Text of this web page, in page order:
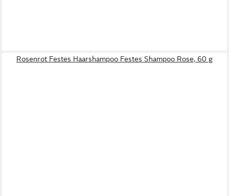
Rosenrot Festes Haarshampoo Festes Shampoo Rose, 60 g